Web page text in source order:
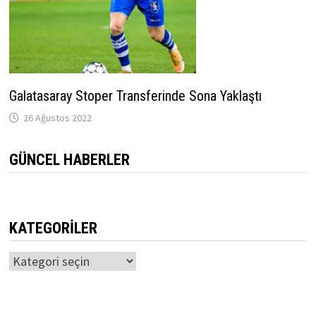
Galatasaray Stoper Transferinde Sona Yaklaştı
26 Ağustos 2022
GÜNCEL HABERLER
KATEGORILER
Kategoriler